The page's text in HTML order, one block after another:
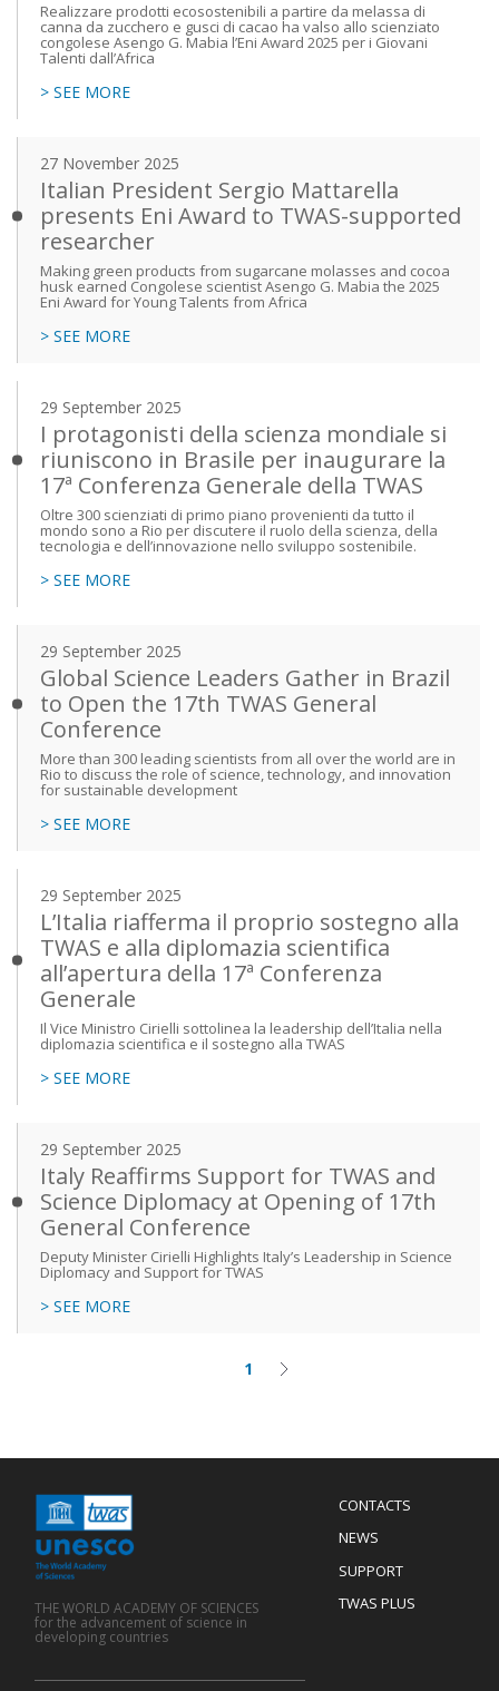
Realizzare prodotti ecosostenibili a partire da melassa di
canna da zucchero e gusci di cacao ha valso allo scienziato
congolese Asengo G. Mabia l’Eni Award 2025 per i Giovani
Talenti dall’Africa
> SEE MORE
27 November 2025
Italian President Sergio Mattarella
presents Eni Award to TWAS-supported
researcher
Making green products from sugarcane molasses and cocoa
husk earned Congolese scientist Asengo G. Mabia the 2025
Eni Award for Young Talents from Africa
> SEE MORE
29 September 2025
I protagonisti della scienza mondiale si
riuniscono in Brasile per inaugurare la
17ª Conferenza Generale della TWAS
Oltre 300 scienziati di primo piano provenienti da tutto il
mondo sono a Rio per discutere il ruolo della scienza, della
tecnologia e dell’innovazione nello sviluppo sostenibile.
> SEE MORE
29 September 2025
Global Science Leaders Gather in Brazil
to Open the 17th TWAS General
Conference
More than 300 leading scientists from all over the world are in
Rio to discuss the role of science, technology, and innovation
for sustainable development
> SEE MORE
29 September 2025
L’Italia riafferma il proprio sostegno alla
TWAS e alla diplomazia scientifica
all’apertura della 17ª Conferenza
Generale
Il Vice Ministro Cirielli sottolinea la leadership dell’Italia nella
diplomazia scientifica e il sostegno alla TWAS
> SEE MORE
29 September 2025
Italy Reaffirms Support for TWAS and
Science Diplomacy at Opening of 17th
General Conference
Deputy Minister Cirielli Highlights Italy’s Leadership in Science
Diplomacy and Support for TWAS
> SEE MORE
Current
1 Next
Menu
Footer
CONTACTS
NEWS
SUPPORT
TWAS PLUS
THE WORLD ACADEMY OF SCIENCES
for the advancement of science in
developing countries